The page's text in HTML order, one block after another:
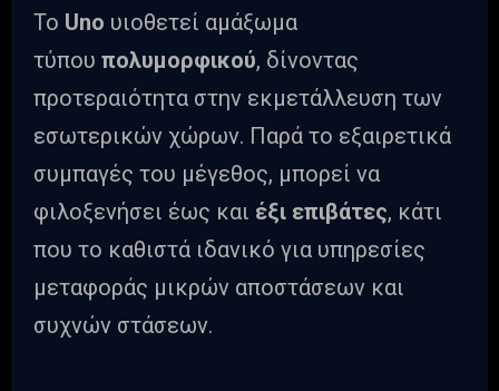
Το Uno υιοθετεί αμάξωμα
τύπου πολυμορφικού, δίνοντας
προτεραιότητα στην εκμετάλλευση των
εσωτερικών χώρων. Παρά το εξαιρετικά
συμπαγές του μέγεθος, μπορεί να
φιλοξενήσει έως και έξι επιβάτες, κάτι
που το καθιστά ιδανικό για υπηρεσίες
μεταφοράς μικρών αποστάσεων και
συχνών στάσεων.